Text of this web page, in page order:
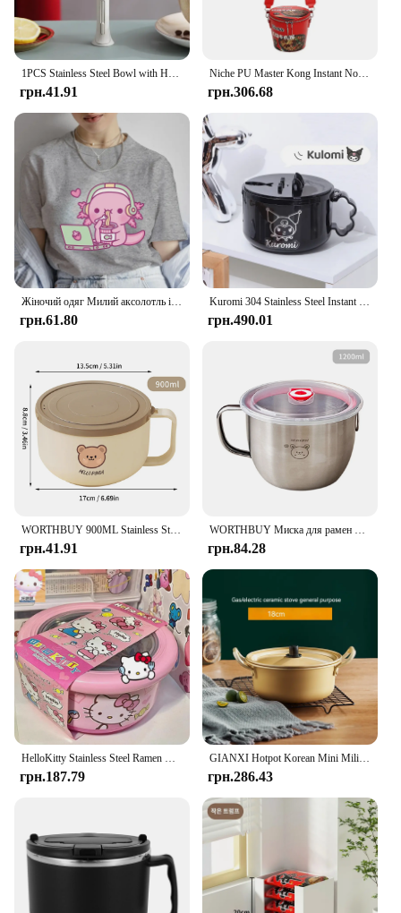
customers. With our sets for sale, you can stock up
on a variety of flavors, ensuring that your customers
have a diverse selection to choose from.
1PCS Stainless Steel Bowl with Handle Solid Color Anti Scalding Instant Noodles Mixing Bowl Kitchen Tableware Food Accessory
грн.41.91
Niche PU Master Kong Instant Noodles Bucket Mixed Colours Fashion 2024 Hot Sale Сумки для жінок Універсальні жорсткі сумки через плече
грн.306.68
Жіночий одяг Милий аксолотль із зображенням локшини швидкого приготування Аніме Футболки Повсякденні модні футболки Літні вінтажні жіночі футболки
грн.61.80
Kuromi 304 Stainless Steel Instant Noodle Bowl with Lid Ins Student Dormitory Large Capacity Drainable Instant Noodle Lunch Box
грн.490.01
WORTHBUY 900ML Stainless Steel Lunch Box With Lid For Student And Office Workers Instant Noodles Bowl Tableware Sets
грн.41.91
WORTHBUY Миска для рамен великої ємності з кришкою Миска для локшини швидкого приготування з нержавіючої сталі 304 Контейнер для їжі 1200 мл Портативний ланч-бокс
грн.84.28
HelloKitty Stainless Steel Ramen Bowl With Lid Cute Japanese Large Instant Noodles Fruit Salad Rice Soup Bowl Kitchen Tableware
грн.187.79
GIANXI Hotpot Korean Mini Military Noodle Pot Cookware Ramen Camping Pot Double Ears With Lid Stockpot Instant Noodles Pot
грн.286.43